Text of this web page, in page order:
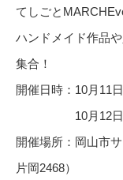
てしごと
ハンドメイド作品
集合！
開催日時：10月11
10月12日(日)
開催場所：岡山市
片岡2468）